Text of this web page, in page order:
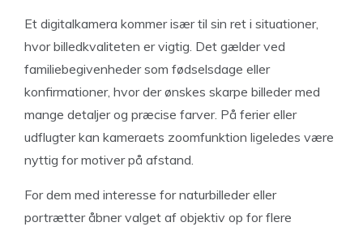
Et digitalkamera kommer især til sin ret i situationer,
hvor billedkvaliteten er vigtig. Det gælder ved
familiebegivenheder som fødselsdage eller
konfirmationer, hvor der ønskes skarpe billeder med
mange detaljer og præcise farver. På ferier eller
udflugter kan kameraets zoomfunktion ligeledes være
nyttig for motiver på afstand.
For dem med interesse for naturbilleder eller
portrætter åbner valget af objektiv op for flere